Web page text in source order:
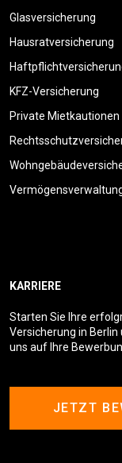
Glasversicherung
Hausratversicherung
KFZ-Versicherung
Private Mietkautionen
KARRIERE
Starten Sie Ihre
Versicherung in
uns auf Ihre
JETZT